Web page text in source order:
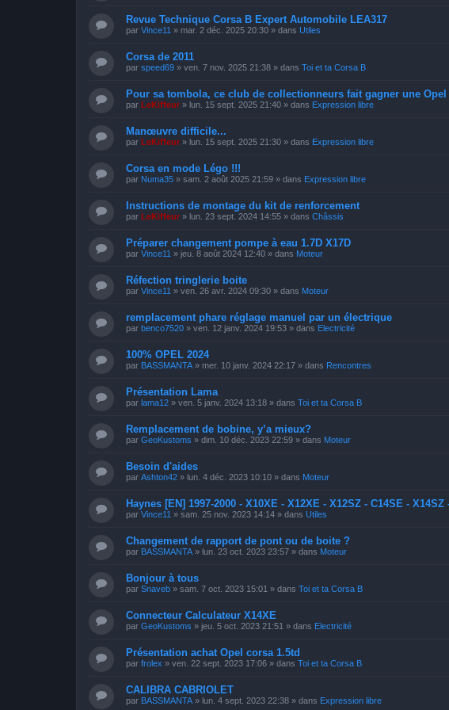
Revue Technique Corsa B Expert Automobile LEA317
par Vince11 » mar. 2 déc. 2025 20:30 » dans Utiles
Corsa de 2011
par speed69 » ven. 7 nov. 2025 21:38 » dans Toi et ta Corsa B
Pour sa tombola, ce club de collectionneurs fait gagner une Opel
par LeKiffeur » lun. 15 sept. 2025 21:40 » dans Expression libre
Manœuvre difficile...
par LeKiffeur » lun. 15 sept. 2025 21:30 » dans Expression libre
Corsa en mode Légo !!!
par Numa35 » sam. 2 août 2025 21:59 » dans Expression libre
Instructions de montage du kit de renforcement
par LeKiffeur » lun. 23 sept. 2024 14:55 » dans Châssis
Préparer changement pompe à eau 1.7D X17D
par Vince11 » jeu. 8 août 2024 12:40 » dans Moteur
Réfection tringlerie boite
par Vince11 » ven. 26 avr. 2024 09:30 » dans Moteur
remplacement phare réglage manuel par un électrique
par benco7520 » ven. 12 janv. 2024 19:53 » dans Electricité
100% OPEL 2024
par BASSMANTA » mer. 10 janv. 2024 22:17 » dans Rencontres
Présentation Lama
par lama12 » ven. 5 janv. 2024 13:18 » dans Toi et ta Corsa B
Remplacement de bobine, y’a mieux?
par GeoKustoms » dim. 10 déc. 2023 22:59 » dans Moteur
Besoin d'aides
par Ashton42 » lun. 4 déc. 2023 10:10 » dans Moteur
Haynes [EN] 1997-2000 - X10XE - X12XE - X12SZ - C14SE - X14SZ
par Vince11 » sam. 25 nov. 2023 14:14 » dans Utiles
Changement de rapport de pont ou de boite ?
par BASSMANTA » lun. 23 oct. 2023 23:57 » dans Moteur
Bonjour à tous
par Snaveb » sam. 7 oct. 2023 15:01 » dans Toi et ta Corsa B
Connecteur Calculateur X14XE
par GeoKustoms » jeu. 5 oct. 2023 21:51 » dans Electricité
Présentation achat Opel corsa 1.5td
par frolex » ven. 22 sept. 2023 17:06 » dans Toi et ta Corsa B
CALIBRA CABRIOLET
par BASSMANTA » lun. 4 sept. 2023 22:38 » dans Expression libre